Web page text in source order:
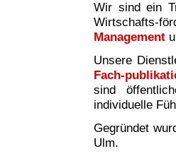
Wir sind ein
Wirtschafts-
Management
Unsere
Fach-
sind
individuelle
Gegründet
Ulm.